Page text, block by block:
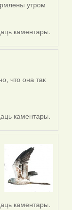
утром
каментары.
что она так
каментары.
каментары.